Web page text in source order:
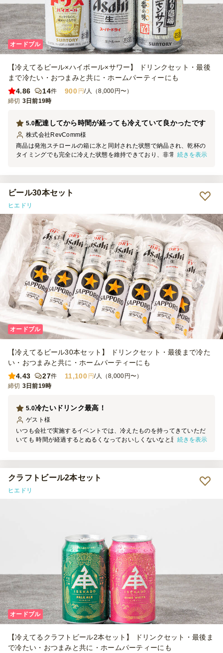
オードブル
【冷えてるビール×ハイボール×サワー】 ドリンクセット・最後
まで冷たい・おつまみと共に・ホームパーティーにも
4.86
14件 900 円/人（8,000円〜）
締切 3日前19時
配達してから時間が経っても冷えていて良かったです
5.0
株式会社RevComm様
商品は発泡スチロールの箱に氷と同封された状態で納品され、乾杯の
タイミングでも完全に冷えた状態を維持できており、非常に満足度の
減にもつながりました。配送状態・サービス内容ともに優れており、
今後のイベントでも推奨したいサービスです。
続きを表示
ビール30本セット
ヒエドリ
オードブル
【冷えてるビール30本セット】 ドリンクセット・最後まで冷た
い・おつまみと共に・ホームパーティーにも
4.43
27件 11,100 円/人（8,000円〜）
締切 3日前19時
冷たいドリンク最高！
5.0
ゲスト 様
いつも会社で実施するイベントでは、冷えたものを持ってきていただ
いても 時間が経過するとぬるくなっておいしくないなと思っていま
続きを表示
クラフトビール2本セット
ヒエドリ
オードブル
【冷えてるクラフトビール2本セット】 ドリンクセット・最後ま
で冷たい・おつまみと共に・ホームパーティーにも